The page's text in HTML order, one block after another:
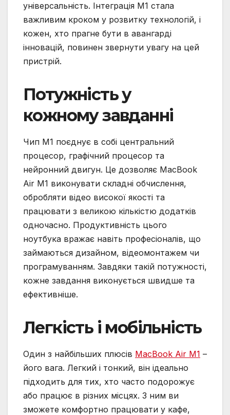
універсальність. Інтеграція M1 стала
важливим кроком у розвитку технологій, і
кожен, хто прагне бути в авангарді
інновацій, повинен звернути увагу на цей
пристрій.
Потужність у
кожному завданні
Чип M1 поєднує в собі центральний
процесор, графічний процесор та
нейронний двигун. Це дозволяє MacBook
Air M1 виконувати складні обчислення,
обробляти відео високої якості та
працювати з великою кількістю додатків
одночасно. Продуктивність цього
ноутбука вражає навіть професіоналів, що
займаються дизайном, відеомонтажем чи
програмуванням. Завдяки такій потужності,
кожне завдання виконується швидше та
ефективніше.
Легкість і мобільність
Один з найбільших плюсів MacBook Air M1 –
його вага. Легкий і тонкий, він ідеально
підходить для тих, хто часто подорожує
або працює в різних місцях. З ним ви
зможете комфортно працювати у кафе,